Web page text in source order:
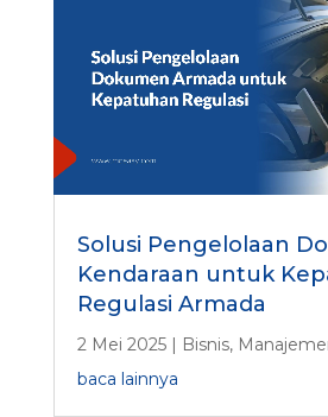
Solusi Pengelolaan
Kendaraan untuk
Regulasi Armada
2 Mei 2025| Bisnis,
baca lainnya